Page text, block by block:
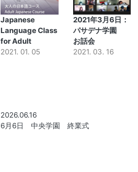
Japanese
Language Class
for Adult
2021. 01. 05
2021年3月6日：
パサデナ学園
お話会
2021. 03. 16
2026.06.16
6月6日 中央学園 終業式